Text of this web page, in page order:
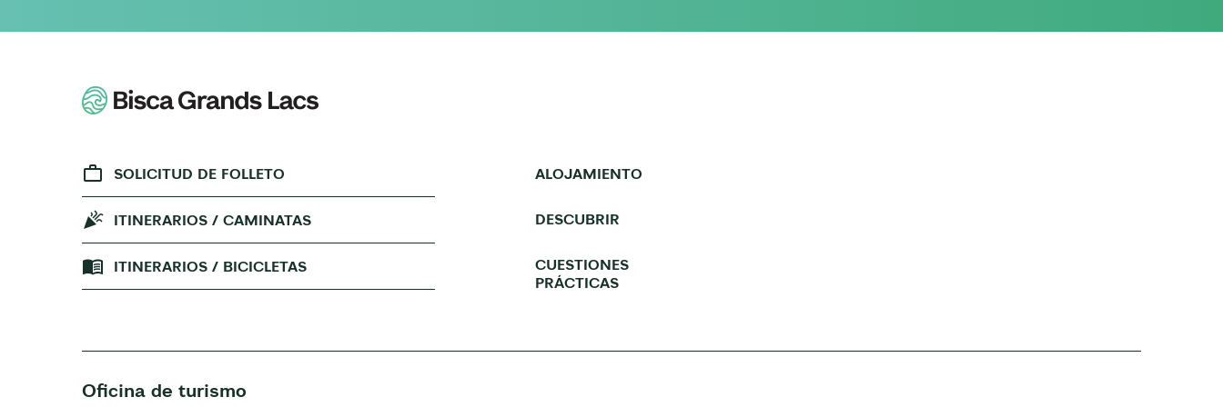
SOLICITUD DE FOLLETO
ITINERARIOS / CAMINATAS
ITINERARIOS / BICICLETAS
ALOJAMIENTO
DESCUBRIR
CUESTIONES
PRÁCTICAS
Oficina de turismo